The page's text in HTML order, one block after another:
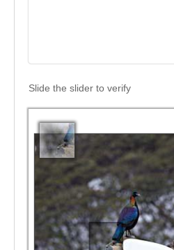
Slide the slider to verify